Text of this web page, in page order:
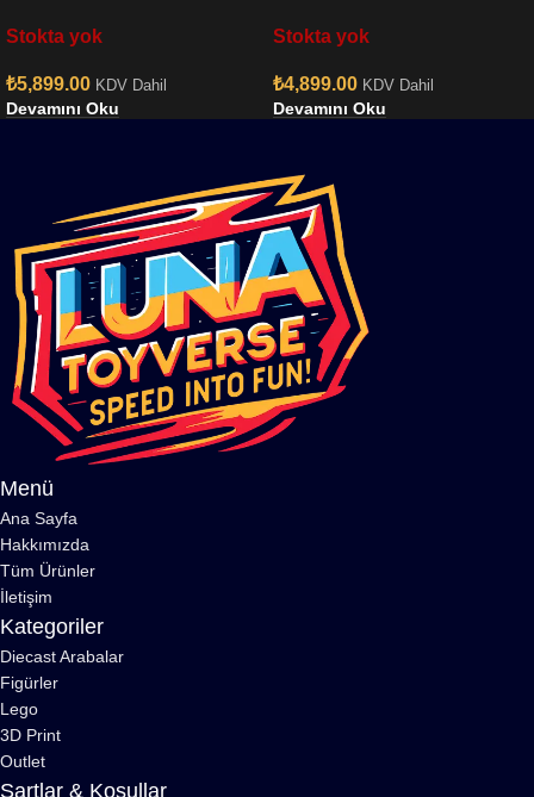
Stokta yok
₺5,899.00 KDV Dahil
Devamını Oku
UPS Europe”
Stokta yok
₺4,899.00 KDV Dahil
Devamını Oku
Menü
Ana Sayfa
Hakkımızda
Tüm Ürünler
İletişim
Kategoriler
Diecast Arabalar
Figürler
Lego
3D Print
Outlet
Şartlar & Koşullar